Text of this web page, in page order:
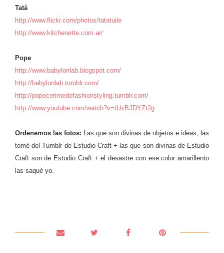
Tatá
http://www.flickr.com/photos/tatatuile
http://www.kitchenette.com.ar/
Pope
http://www.babylonlab.blogspot.com/
http://babylonlab.tumblr.com/
http://popecerimedofashionstyling.tumblr.com/
http://www.youtube.com/watch?v=tUxBJDYZt2g
Ordenemos las fotos: Las que son divinas de objetos e ideas, las
tomé del Tumblr de Estudio Craft + las que son divinas de Estudio
Craft son de Estudio Craft + el desastre con ese color amarillento
las saqué yo.